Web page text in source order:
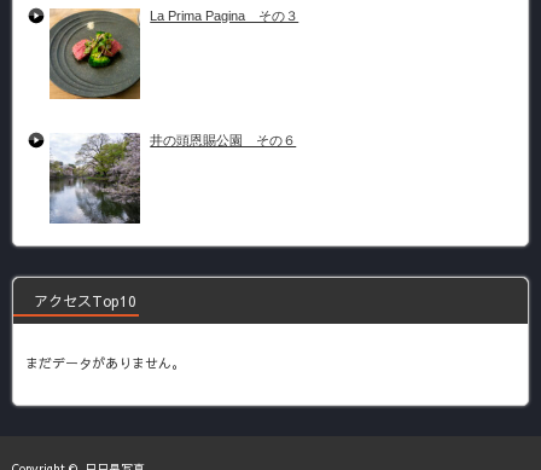
La Prima Pagina その３
井の頭恩賜公園 その６
アクセスTop10
まだデータがありません。